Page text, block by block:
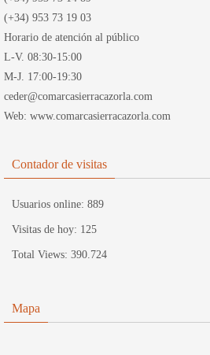
(+34) 953 73 19 03
Horario de atención al público
L-V. 08:30-15:00
M-J. 17:00-19:30
ceder@comarcasierracazorla.com
Web: www.comarcasierracazorla.com
Contador de visitas
Usuarios online: 889
Visitas de hoy: 125
Total Views: 390.724
Mapa